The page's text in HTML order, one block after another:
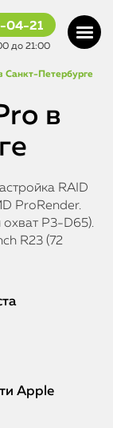
04-21
до 21:00
Санкт-Петербурге
в
RAID
ProRender.
P3-D65).
R23 (72
Apple